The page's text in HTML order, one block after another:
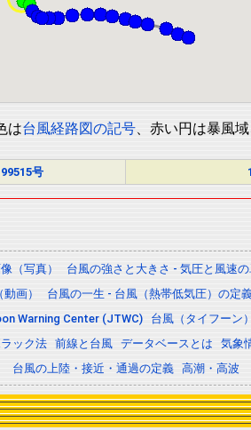
は台風経路図の記号、赤い円は暴風
号
（写真）
台風の強さと大きさ - 気圧と風速
画）
台風の一生 - 台風（熱帯低気圧）の定
Warning Center (JTWC)
台風（タイフーン
ック法 前線と台風 データベースとは
気象
台風の上陸・接近・通過の定義 高潮・高波